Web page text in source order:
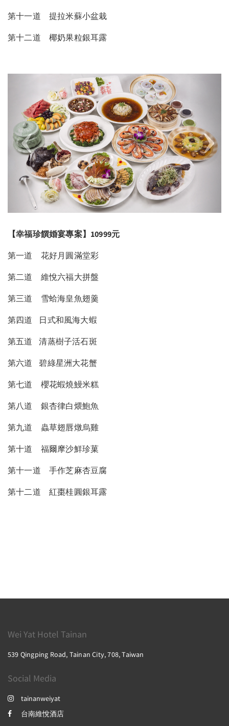
第十一道 提拉米蘇小盆栽
第十二道 椰奶果粒銀耳露
【幸福珍饌婚宴專案】10999元
第一道 花好月圓滿堂彩
第二道 維悅六福大拼盤
第三道 雪蛤海皇魚翅羹
第四道 日式和風海大蝦
第五道 清蒸樹子活石斑
第六道 碧綠星洲大花蟹
第七道 櫻花蝦燒鰻米糕
第八道 銀杏律白煨鮑魚
第九道 蟲草翅唇燉烏雞
第十道 福爾摩沙鮮珍菓
第十一道 手作芝麻杏豆腐
第十二道 紅棗桂圓銀耳露
Wei Yat Hotel Tainan
539 Qingping Road, Tainan City, 708, Taiwan
Social Media
tainanweiyat
台南維悅酒店